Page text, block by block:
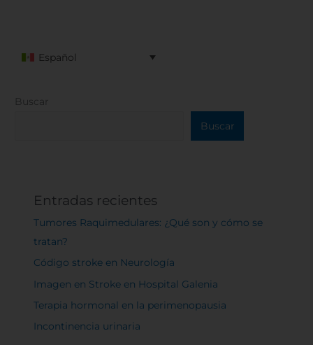
Español
Buscar
Buscar
Entradas recientes
Tumores Raquimedulares: ¿Qué son y cómo se
tratan?
Código stroke en Neurología
Imagen en Stroke en Hospital Galenia
Terapia hormonal en la perimenopausia
Incontinencia urinaria